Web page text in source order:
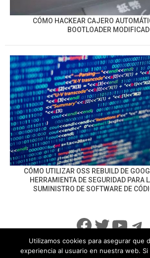
CÓMO HACKEAR CAJERO
BOOTLOADER
CÓMO UTILIZAR OSS REBUILD DE
HERRAMIENTA DE SEGURIDAD PARA
SUMINISTRO DE SOFTWARE DE
Utilizamos cookies para asegurar que
experiencia al usuario en nuestra web.